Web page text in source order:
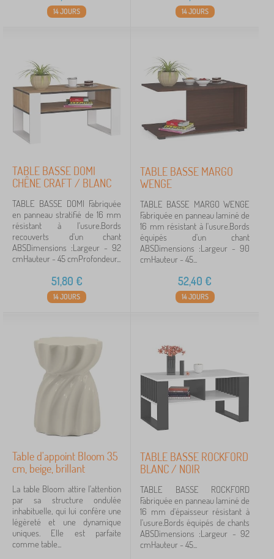
14 JOURS 14 JOURS
TABLE BASSE DOMI
CHÊNE CRAFT / BLANC
TABLE BASSE DOMI Fabriquée
en panneau stratifié de 16 mm
résistant à l'usure.Bords
recouverts d'un chant
ABSDimensions :Largeur - 92
cmHauteur - 45 cmProfondeur...
51,80 €
14 JOURS
TABLE BASSE MARGO
WENGE
TABLE BASSE MARGO WENGE
Fabriquée en panneau laminé de
16 mm résistant à l'usure.Bords
équipés d'un chant
ABSDimensions :Largeur - 90
cmHauteur - 45...
52,40 €
14 JOURS
Table d'appoint Bloom 35
cm, beige, brillant
La table Bloom attire l'attention
par sa structure ondulée
inhabituelle, qui lui confère une
légèreté et une dynamique
uniques. Elle est parfaite
comme table...
TABLE BASSE ROCKFORD
BLANC / NOIR
TABLE BASSE ROCKFORD
Fabriquée en panneau laminé de
16 mm d'épaisseur résistant à
l'usure.Bords équipés de chants
ABSDimensions :Largeur - 92
cmHauteur - 45...